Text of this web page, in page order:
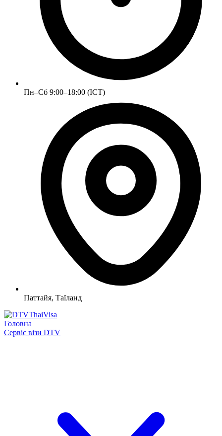
Пн–Сб 9:00–18:00 (ICT)
Паттайя, Таїланд
Головна
Сервіс візи DTV